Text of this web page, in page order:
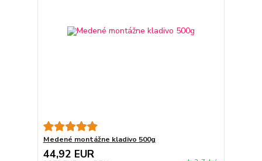
Medené montážne kladivo 500g
44,92 EUR